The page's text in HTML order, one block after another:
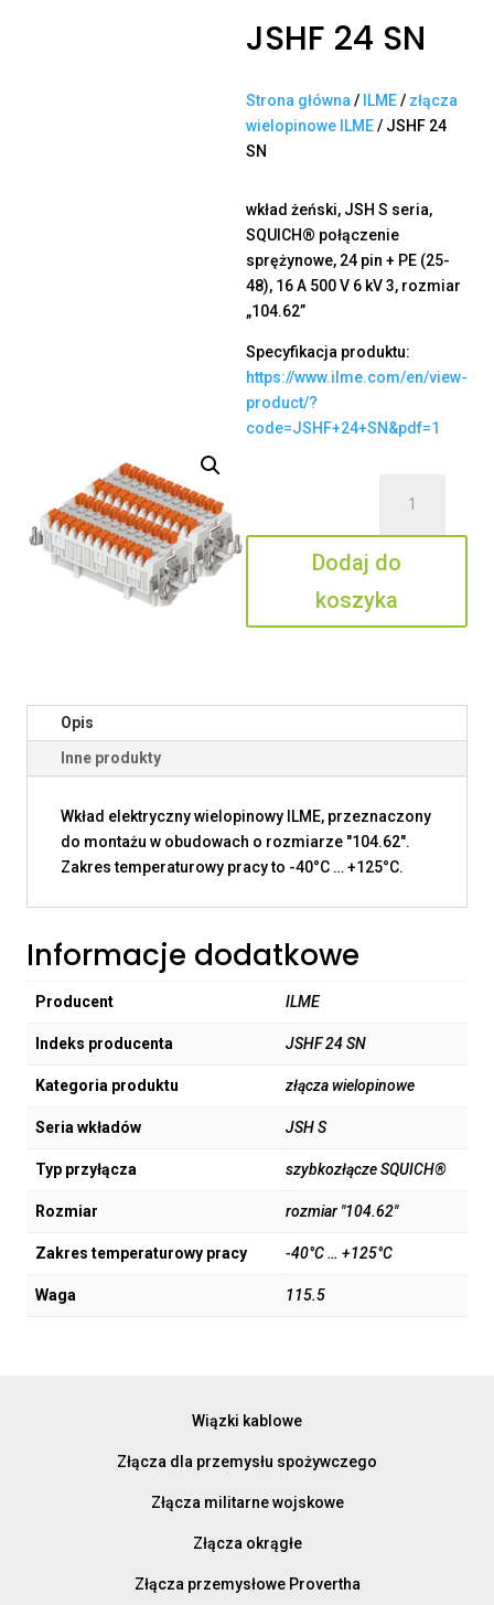
JSHF 24 SN
Strona główna / ILME/ złącza
wielopinowe ILME/ JSHF 24
SN
wkład żeński, JSH S seria,
SQUICH® połączenie
sprężynowe, 24 pin + PE (25-
48), 16 A 500 V 6 kV 3, rozmiar
„104.62”
Specyfikacja produktu:
https://www.ilme.com/en/view-
product/?
code=JSHF+24+SN&pdf=1
JSHF
24
SN
Dodaj do
koszyka
Opis
Inne produkty
Wkład elektryczny wielopinowy ILME, przeznaczony
do montażu w obudowach o rozmiarze "104.62".
Zakres temperaturowy pracy to -40°C … +125°C.
Informacje dodatkowe
Producent ILME
Indeks producenta JSHF 24 SN
Kategoria produktu złącza wielopinowe
Seria wkładów JSH S
Typ przyłącza szybkozłącze SQUICH®
Rozmiar rozmiar "104.62"
Zakres temperaturowy pracy -40°C … +125°C
Waga 115.5
Wiązki kablowe
Złącza dla przemysłu spożywczego
Złącza militarne wojskowe
Złącza okrągłe
Złącza przemysłowe Provertha